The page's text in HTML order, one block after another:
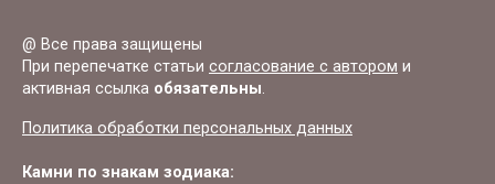
@ Все права защищены
При перепечатке статьи согласование с автором и
активная ссылка обязательны.
Политика обработки персональных данных
Камни по знакам зодиака: